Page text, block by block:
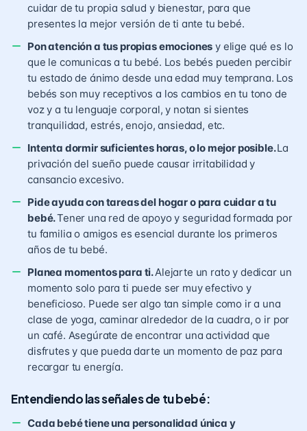
cuidar de tu propia salud y bienestar, para que
presentes la mejor versión de ti ante tu bebé.
Pon atención a tus propias emociones y elige qué es lo
que le comunicas a tu bebé. Los bebés pueden percibir
tu estado de ánimo desde una edad muy temprana. Los
bebés son muy receptivos a los cambios en tu tono de
voz y a tu lenguaje corporal, y notan si sientes
tranquilidad, estrés, enojo, ansiedad, etc.
Intenta dormir suficientes horas, o lo mejor posible.La
privación del sueño puede causar irritabilidad y
cansancio excesivo.
Pide ayuda con tareas del hogar o para cuidar a tu
bebé.Tener una red de apoyo y seguridad formada por
tu familia o amigos es esencial durante los primeros
años de tu bebé.
Planea momentos para ti.Alejarte un rato y dedicar un
momento solo para ti puede ser muy efectivo y
beneficioso. Puede ser algo tan simple como ir a una
clase de yoga, caminar alrededor de la cuadra, o ir por
un café. Asegúrate de encontrar una actividad que
disfrutes y que pueda darte un momento de paz para
recargar tu energía.
Entendiendo las señales de tu bebé:
Cada bebé tiene una personalidad única y